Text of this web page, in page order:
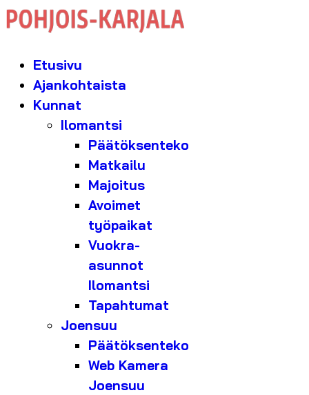
Etusivu
Ajankohtaista
Kunnat
Ilomantsi
Päätöksenteko
Matkailu
Majoitus
Avoimet
työpaikat
Vuokra-
asunnot
Ilomantsi
Tapahtumat
Joensuu
Päätöksenteko
Web Kamera
Joensuu